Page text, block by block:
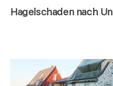
Hagelschaden nach